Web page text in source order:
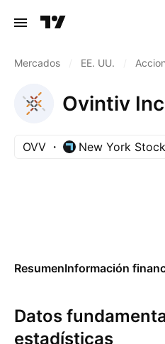
Mercados EE. UU.
Ovintiv
OVV New York
ResumenInformación
Datos
estadísticas